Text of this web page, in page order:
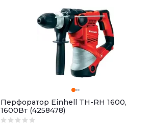
Перфоратор Einhell TH-RH 1600,
1600Вт (4258478)